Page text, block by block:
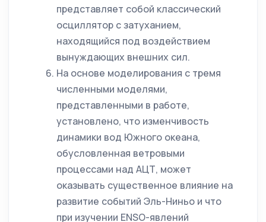
представляет собой классический
осциллятор с затуханием,
находящийся под воздействием
вынуждающих внешних сил.
На основе моделирования с тремя
численными моделями,
представленными в работе,
установлено, что изменчивость
динамики вод Южного океана,
обусловленная ветровыми
процессами над АЦТ, может
оказывать существенное влияние на
развитие событий Эль-Ниньо и что
при изучении ENSO-явлений